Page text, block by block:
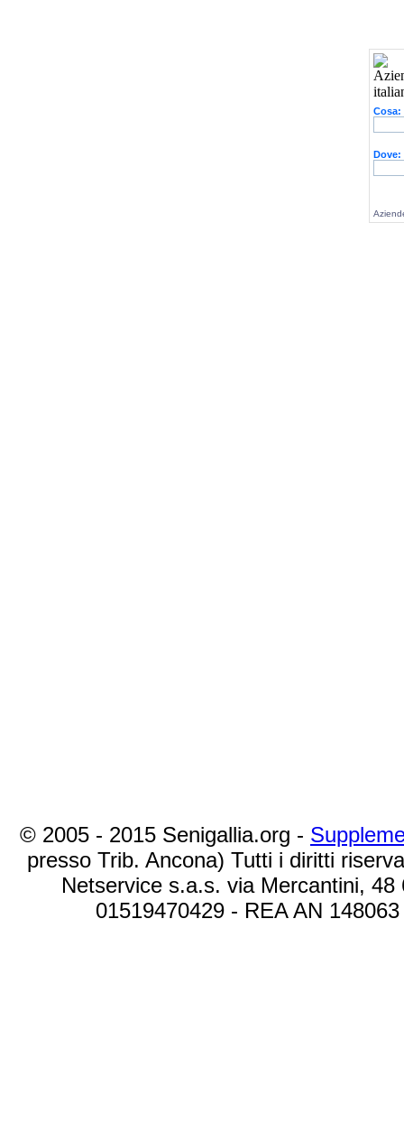
Cosa:
Dove:
© 2005 - 2015 Senigallia.org -
presso Trib. Ancona) Tutti i diritti
Netservice s.a.s. via Mercantini,
01519470429 - REA AN